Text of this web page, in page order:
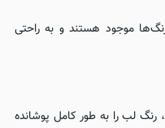
موجود هستند و به راحتی
لب را به طور کامل پوشانده